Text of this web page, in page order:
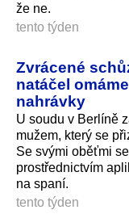
že ne.
tento týden
Zvrácené
natáčel
nahrávky
U soudu v Berlíně
mužem, který se
Se svými oběťmi
prostřednictvím
na spaní.
tento týden